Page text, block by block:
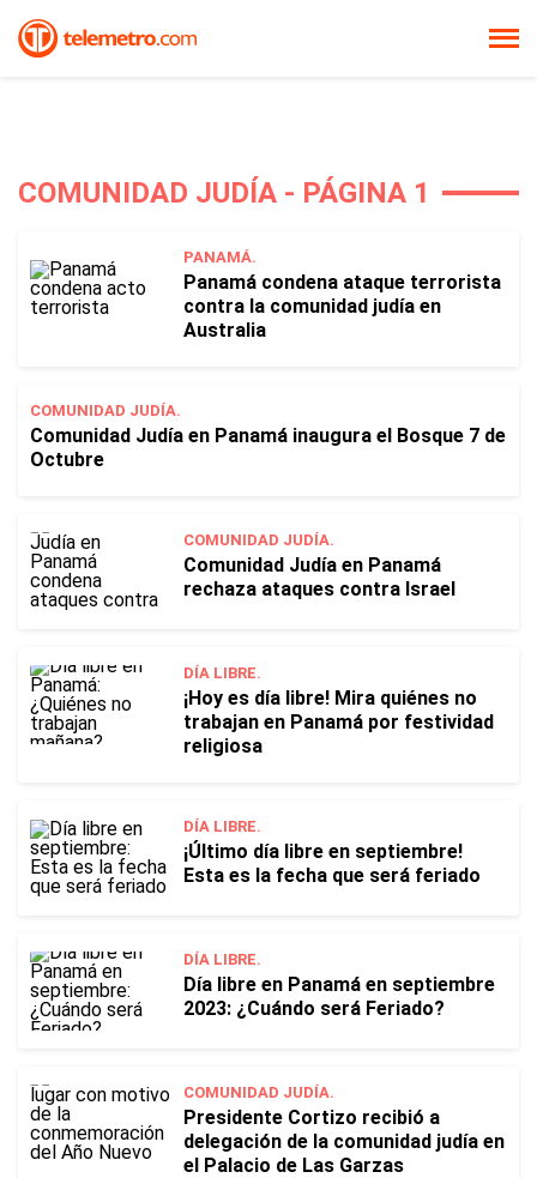
COMUNIDAD JUDÍA - PÁGINA 1
PANAMÁ.
Panamá condena ataque terrorista
contra la comunidad judía en
Australia
COMUNIDAD JUDÍA.
Comunidad Judía en Panamá inaugura el Bosque 7 de
Octubre
COMUNIDAD JUDÍA.
Comunidad Judía en Panamá
rechaza ataques contra Israel
DÍA LIBRE.
¡Hoy es día libre! Mira quiénes no
trabajan en Panamá por festividad
religiosa
DÍA LIBRE.
¡Último día libre en septiembre!
Esta es la fecha que será feriado
DÍA LIBRE.
Día libre en Panamá en septiembre
2023: ¿Cuándo será Feriado?
COMUNIDAD JUDÍA.
Presidente Cortizo recibió a
delegación de la comunidad judía en
el Palacio de Las Garzas